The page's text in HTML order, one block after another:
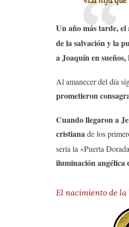
Un año más tarde,
de la salvación y la
a Joaquín en
Al amanecer del día
prometieron
Cuando llegaron a
cristianade los
sería la «Puerta
iluminación angélica
El nacimiento de la